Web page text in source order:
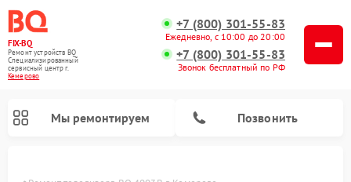
FIX-BQ
Ремонт устройств BQ
Специализированный
cервисный центр г.
Кемерово
+7 (800) 301-55-83
Ежедневно, с 10:00 до 20:00
+7 (800) 301-55-83
Звонок бесплатный по РФ
Мы ремонтируем Позвонить